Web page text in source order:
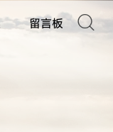

留言板